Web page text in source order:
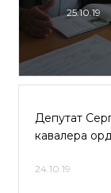
25.10.19
Депутат
кавалера
24.10.19